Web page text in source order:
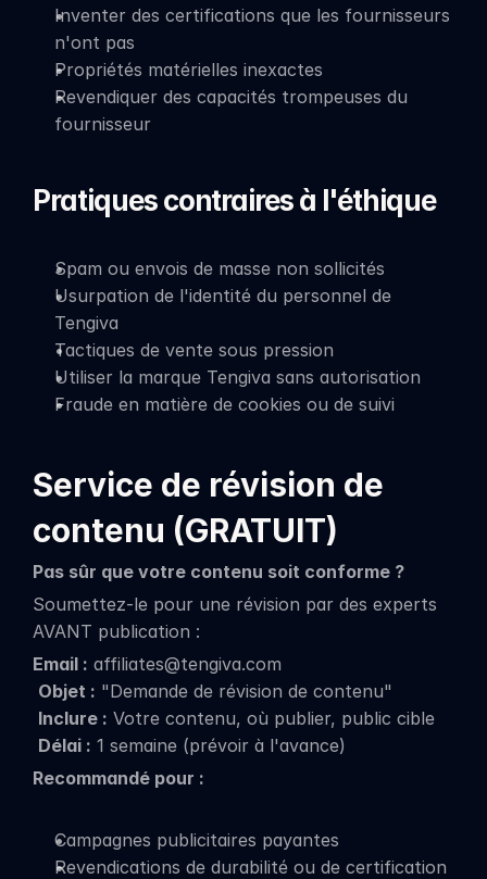
Inventer des certifications que les fournisseurs
n'ont pas
Propriétés matérielles inexactes
Revendiquer des capacités trompeuses du
fournisseur
Pratiques contraires à l'éthique
Spam ou envois de masse non sollicités
Usurpation de l'identité du personnel de
Tengiva
Tactiques de vente sous pression
Utiliser la marque Tengiva sans autorisation
Fraude en matière de cookies ou de suivi
Service de révision de
contenu (GRATUIT)
Pas sûr que votre contenu soit conforme ?
Soumettez-le pour une révision par des experts
AVANT publication :
Email : affiliates@tengiva.com
Objet : "Demande de révision de contenu"
Inclure : Votre contenu, où publier, public cible
Délai : 1 semaine (prévoir à l'avance)
Recommandé pour :
Campagnes publicitaires payantes
Revendications de durabilité ou de certification